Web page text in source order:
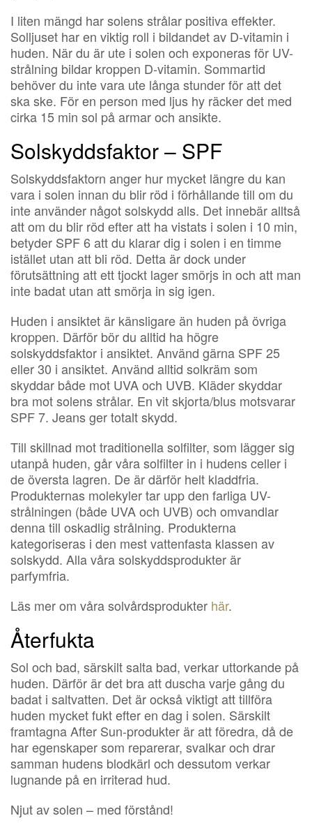
I liten mängd har solens strålar positiva effekter.
Solljuset har en viktig roll i bildandet av D-vitamin i
huden. När du är ute i solen och exponeras för UV-
strålning bildar kroppen D-vitamin. Sommartid
behöver du inte vara ute långa stunder för att det
ska ske. För en person med ljus hy räcker det med
cirka 15 min sol på armar och ansikte.
Solskyddsfaktor – SPF
Solskyddsfaktorn anger hur mycket längre du kan
vara i solen innan du blir röd i förhållande till om du
inte använder något solskydd alls. Det innebär alltså
att om du blir röd efter att ha vistats i solen i 10 min,
betyder SPF 6 att du klarar dig i solen i en timme
istället utan att bli röd. Detta är dock under
förutsättning att ett tjockt lager smörjs in och att man
inte badat utan att smörja in sig igen.
Huden i ansiktet är känsligare än huden på övriga
kroppen. Därför bör du alltid ha högre
solskyddsfaktor i ansiktet. Använd gärna SPF 25
eller 30 i ansiktet. Använd alltid solkräm som
skyddar både mot UVA och UVB. Kläder skyddar
bra mot solens strålar. En vit skjorta/blus motsvarar
SPF 7. Jeans ger totalt skydd.
Till skillnad mot traditionella solfilter, som lägger sig
utanpå huden, går våra solfilter in i hudens celler i
de översta lagren. De är därför helt kladdfria.
Produkternas molekyler tar upp den farliga UV-
strålningen (både UVA och UVB) och omvandlar
denna till oskadlig strålning. Produkterna
kategoriseras i den mest vattenfasta klassen av
solskydd. Alla våra solskyddsprodukter är
parfymfria.
Läs mer om våra solvårdsprodukter här.
Återfukta
Sol och bad, särskilt salta bad, verkar uttorkande på
huden. Därför är det bra att duscha varje gång du
badat i saltvatten. Det är också viktigt att tillföra
huden mycket fukt efter en dag i solen. Särskilt
framtagna After Sun-produkter är att föredra, då de
har egenskaper som reparerar, svalkar och drar
samman hudens blodkärl och dessutom verkar
lugnande på en irriterad hud.
Njut av solen – med förstånd!